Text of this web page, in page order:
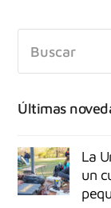
Últimas
La
un